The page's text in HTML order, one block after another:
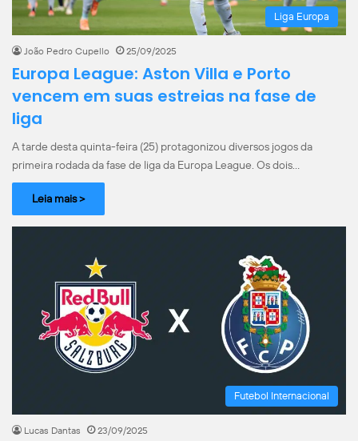
Liga Europa
João Pedro Cupello 25/09/2025
Europa League: Aston Villa e Porto
vencem em suas estreias na fase de
liga
A tarde desta quinta-feira (25) protagonizou diversos jogos da
primeira rodada da fase de liga da Europa League. Os dois…
Leia mais >
Futebol Internacional
Lucas Dantas 23/09/2025